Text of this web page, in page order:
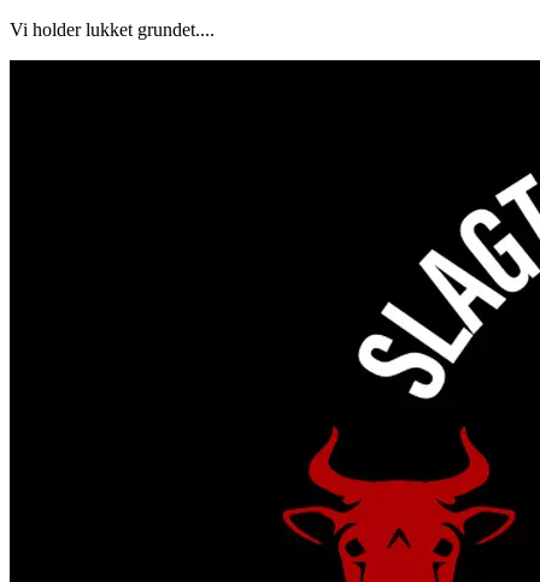
Vi holder lukket grundet....